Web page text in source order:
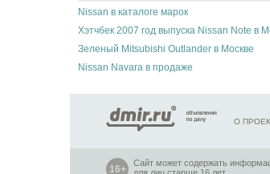
Nissan в каталоге марок
Хэтчбек 2007 год выпуска Nissan Note в
Зеленый Mitsubishi Outlander в Москве
Nissan Navara в продаже
О
Сайт может содержать